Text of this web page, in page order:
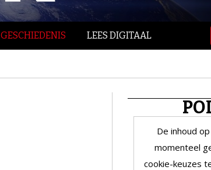
GESCHIEDENIS LEES DIGITAAL
De inhoud
momenteel
cookie-keuzes